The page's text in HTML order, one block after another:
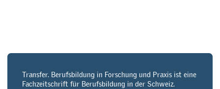
Transfer. Berufsbildung in Forschung und Praxis ist eine
Fachzeitschrift für Berufsbildung in der Schweiz.